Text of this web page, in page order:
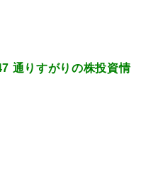
通りすがりの株投資情